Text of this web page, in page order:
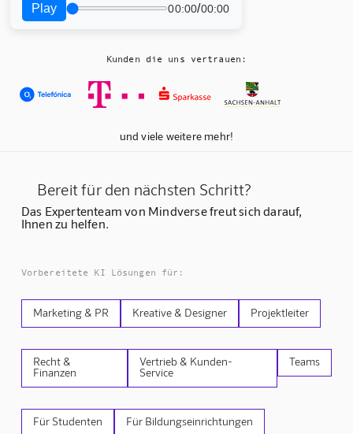
Play 00:00/00:00
Kunden die uns vertrauen:
und viele weitere mehr!
Bereit für den nächsten Schritt?
Das Expertenteam von Mindverse freut sich darauf,
Ihnen zu helfen.
Vorbereitete KI Lösungen für:
Marketing & PR Kreative & Designer Projektleiter
Recht &
Finanzen
Vertrieb & Kunden-
Service
Teams
Für Studenten Für Bildungseinrichtungen